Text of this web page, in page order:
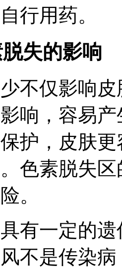
行用药。
失的影响
不仅影响
响，容易
护，皮肤
色素脱失
。
有一定的
不是传染